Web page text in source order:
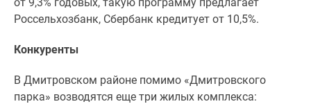
Россельхозбанк, Сбербанк кредитует от 10,5%.
Конкуренты
В Дмитровском районе помимо «Дмитровского
парка» возводятся еще три жилых комплекса: